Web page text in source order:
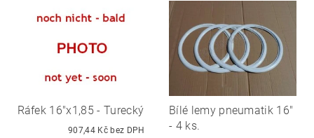
Ráfek 16"x1,85 - Turecký
907,44 Kč bez DPH
Bílé lemy pneumatik 16"
- 4 ks.